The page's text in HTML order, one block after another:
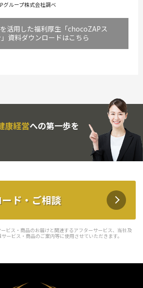
グループ株式会社調べ
活用した福利厚生「chocoZAPス
資料ダウンロードはこちら
康経営への第一歩を
ド・ご相談
ビス・商品のお届けと関連するアフターサービス、当社及
ービス・商品のご案内等に使用させていただきます。